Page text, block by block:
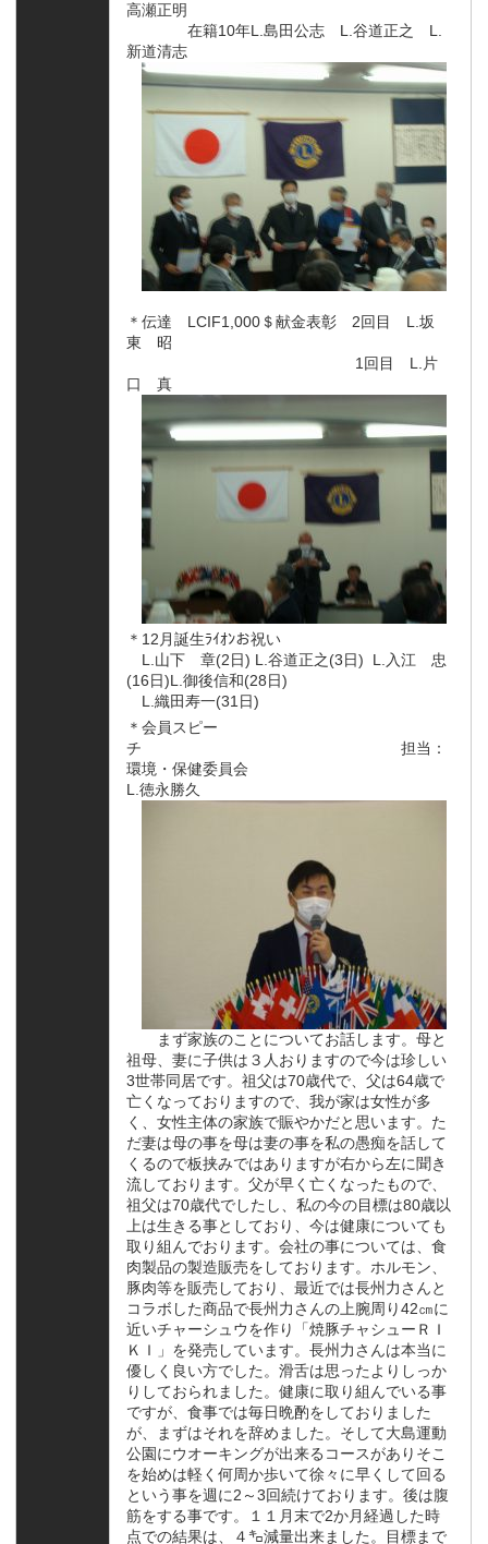
高瀬正明
在籍10年L.島田公志 L.谷道正之 L.
新道清志
＊伝達 LCIF1,000＄献金表彰 2回目 L.坂
東 昭
1回目 L.片
口 真
＊12月誕生ﾗｲｵﾝお祝い
L.山下 章(2日) L.谷道正之(3日) L.入江 忠
(16日)L.御後信和(28日)
L.織田寿一(31日)
＊会員スピー
チ 担当：
環境・保健委員会
L.徳永勝久
まず家族のことについてお話します。母と
祖母、妻に子供は３人おりますので今は珍しい
3世帯同居です。祖父は70歳代で、父は64歳で
亡くなっておりますので、我が家は女性が多
く、女性主体の家族で賑やかだと思います。た
だ妻は母の事を母は妻の事を私の愚痴を話して
くるので板挟みではありますが右から左に聞き
流しております。父が早く亡くなったもので、
祖父は70歳代でしたし、私の今の目標は80歳以
上は生きる事としており、今は健康についても
取り組んでおります。会社の事については、食
肉製品の製造販売をしております。ホルモン、
豚肉等を販売しており、最近では長州力さんと
コラボした商品で長州力さんの上腕周り42㎝に
近いチャーシュウを作り「焼豚チャシューＲＩ
ＫＩ」を発売しています。長州力さんは本当に
優しく良い方でした。滑舌は思ったよりしっか
りしておられました。健康に取り組んでいる事
ですが、食事では毎日晩酌をしておりました
が、まずはそれを辞めました。そして大島運動
公園にウオーキングが出来るコースがありそこ
を始めは軽く何周か歩いて徐々に早くして回る
という事を週に2～3回続けております。後は腹
筋をする事です。１１月末で2か月経過した時
点での結果は、４㌔減量出来ました。目標まで